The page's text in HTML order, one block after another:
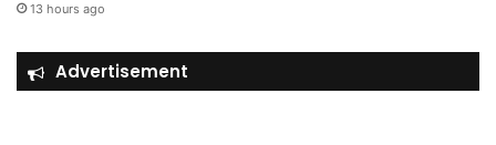
13 hours ago
Advertisement